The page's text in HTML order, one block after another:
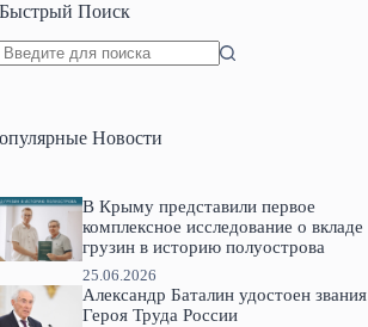
Быстрый Поиск
Новости
В Крыму представили первое
комплексное исследование о вкладе
грузин в историю полуострова
25.06.2026
Александр Баталин удостоен звания
Героя Труда России